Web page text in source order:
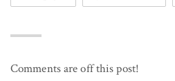
Comments are off this post!